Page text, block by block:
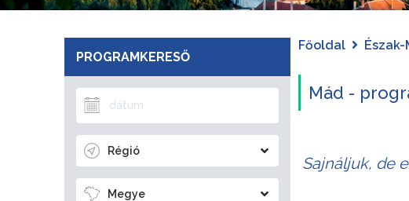
PROGRAMKERESŐ
Régió
Megye
Főoldal
Mád -
Sajnáljuk, de